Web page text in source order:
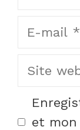
E-
Site
et